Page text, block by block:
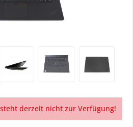
derzeit nicht zur Verfügung!